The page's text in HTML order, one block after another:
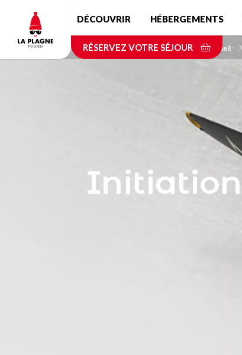
contenu
principal
DÉCOUVRIR HÉBERGEMENTS
RÉSERVEZ VOTRE SÉJOUR Accueil
Initiation